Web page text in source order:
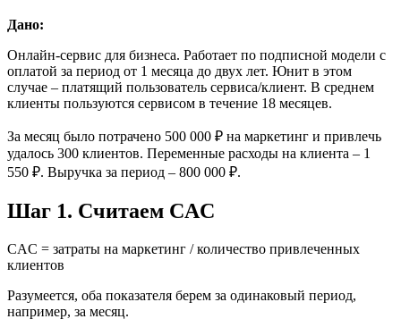
Дано:
Онлайн-сервис для бизнеса. Работает по подписной модели с
оплатой за период от 1 месяца до двух лет. Юнит в этом
случае – платящий пользователь сервиса/клиент. В среднем
клиенты пользуются сервисом в течение 18 месяцев.
За месяц было потрачено 500 000 ₽ на маркетинг и привлечь
удалось 300 клиентов. Переменные расходы на клиента – 1
550 ₽. Выручка за период – 800 000 ₽.
Шаг 1. Считаем CAC
CAC = затраты на маркетинг / количество привлеченных
клиентов
Разумеется, оба показателя берем за одинаковый период,
например, за месяц.